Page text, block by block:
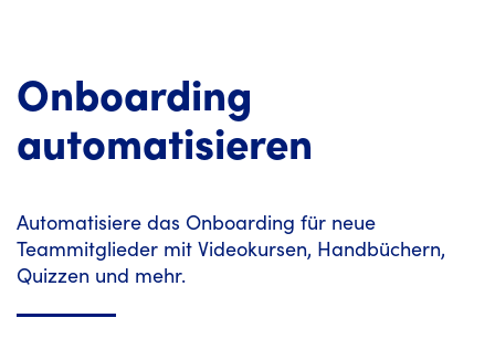
Onboarding
automatisieren
Automatisiere das Onboarding für neue
Teammitglieder mit Videokursen, Handbüchern,
Quizzen und mehr.